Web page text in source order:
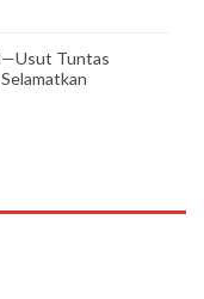
Tuntas